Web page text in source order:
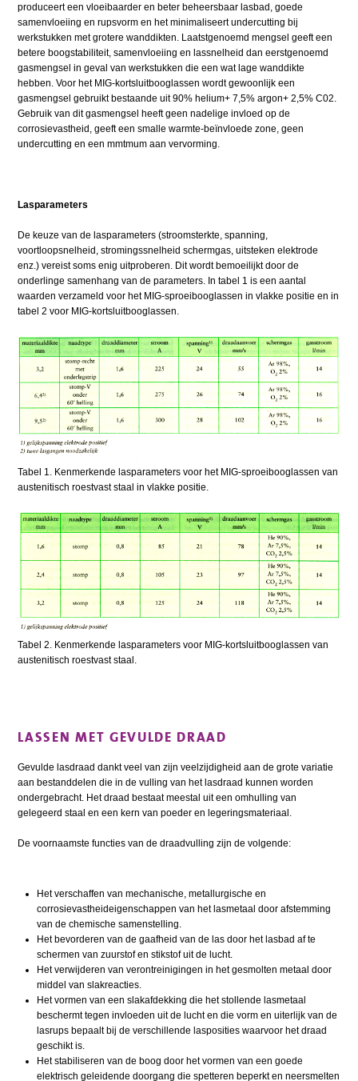
produceert een vloeibaarder en beter beheersbaar lasbad, goede
samenvloeiing en rupsvorm en het minimaliseert undercutting bij
werkstukken met grotere wanddikten. Laatstgenoemd mengsel geeft een
betere boogstabiliteit, samenvloeiing en lassnelheid dan eerstgenoemd
gasmengsel in geval van werkstukken die een wat lage wanddikte
hebben. Voor het MIG-kortsluitbooglassen wordt gewoonlijk een
gasmengsel gebruikt bestaande uit 90% helium+ 7,5% argon+ 2,5% C02.
Gebruik van dit gasmengsel heeft geen nadelige invloed op de
corrosievastheid, geeft een smalle warmte-beïnvloede zone, geen
undercutting en een mmtmum aan vervorming.
Lasparameters
De keuze van de lasparameters (stroomsterkte, spanning,
voortloopsnelheid, stromingssnelheid schermgas, uitsteken elektrode
enz.) vereist soms enig uitproberen. Dit wordt bemoeilijkt door de
onderlinge samenhang van de parameters. In tabel 1 is een aantal
waarden verzameld voor het MIG-sproeibooglassen in vlakke positie en in
tabel 2 voor MIG-kortsluitbooglassen.
Tabel 1. Kenmerkende lasparameters voor het MIG-sproeibooglassen van
austenitisch roestvast staal in vlakke positie.
Tabel 2. Kenmerkende lasparameters voor MIG-kortsluitbooglassen van
austenitisch roestvast staal.
LASSEN MET GEVULDE DRAAD
Gevulde lasdraad dankt veel van zijn veelzijdigheid aan de grote variatie
aan bestanddelen die in de vulling van het lasdraad kunnen worden
ondergebracht. Het draad bestaat meestal uit een omhulling van
gelegeerd staal en een kern van poeder en legeringsmateriaal.
De voornaamste functies van de draadvulling zijn de volgende:
Het verschaffen van mechanische, metallurgische en
corrosievastheideigenschappen van het lasmetaal door afstemming
van de chemische samenstelling.
Het bevorderen van de gaafheid van de las door het lasbad af te
schermen van zuurstof en stikstof uit de lucht.
Het verwijderen van verontreinigingen in het gesmolten metaal door
middel van slakreacties.
Het vormen van een slakafdekking die het stollende lasmetaal
beschermt tegen invloeden uit de lucht en die vorm en uiterlijk van de
lasrups bepaalt bij de verschillende lasposities waarvoor het draad
geschikt is.
Het stabiliseren van de boog door het vormen van een goede
elektrisch geleidende doorgang die spetteren beperkt en neersmelten